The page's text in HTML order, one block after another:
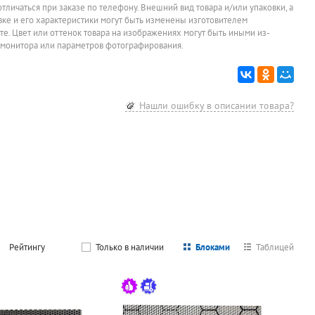
1000мм*400мм,
Цена за штуку
женский,
сталь, 3
1 550
Цена за
при заказе по телефону. Внешний вид товара и/или упаковки, а
и его характеристики могут быть изменены изготовителем
Цвет или оттенок товара на изображениях могут быть иными из-
или параметров фотографирования.
Нашли ошибку в описании товара?
Рейтингу Только в наличии Блоками Таблицей